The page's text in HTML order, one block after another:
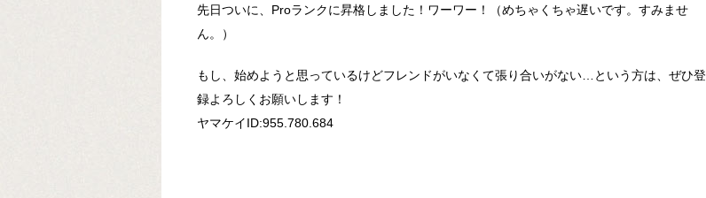
先日ついに、Proランクに昇格しました！ワーワー！（めちゃくちゃ遅いです。すみませ
ん。）
もし、始めようと思っているけどフレンドがいなくて張り合いがない…という方は、ぜひ登
録よろしくお願いします！
ヤマケイID:955.780.684